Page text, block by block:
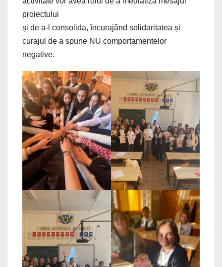
proiectului
și de a-l consolida, încurajând solidaritatea și
curajul de a spune NU comportamentelor
negative.